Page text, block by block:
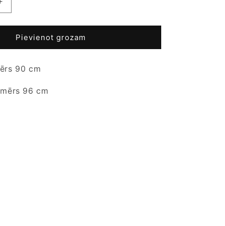
Palielināt
Sieviešu
Very
Pievienot grozam
90 cm
96 cm